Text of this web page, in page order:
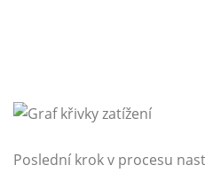
Poslední krok v procesu